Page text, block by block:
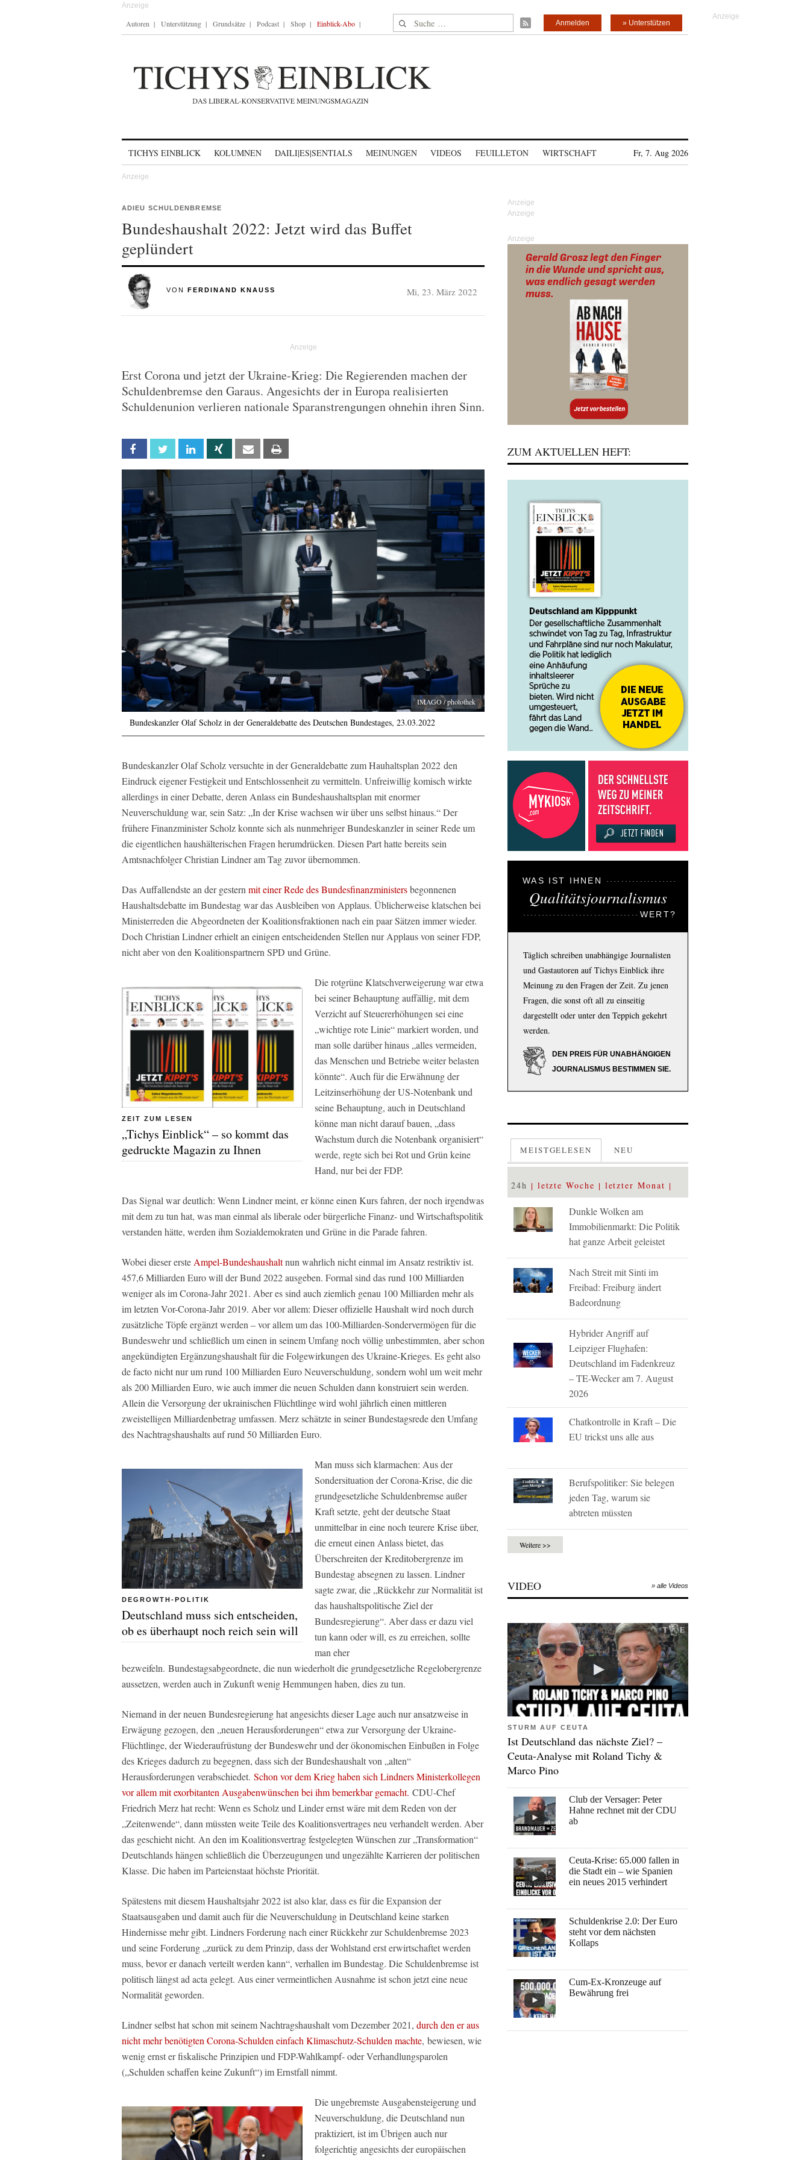
Autoren Unterstützung Grundsätze Podcast Shop Einblick-Abo Suche nach: » Unterstützen
Anmelden
TICHYS EINBLICK KOLUMNEN DAILI|ES|SENTIALS MEINUNGEN VIDEOS FEUILLETON WIRTSCHAFT Fr, 7. Aug 2026
ADIEU SCHULDENBREMSE
Bundeshaushalt 2022: Jetzt wird das Buffet
geplündert
VON FERDINAND KNAUSS Mi, 23. März 2022
Erst Corona und jetzt der Ukraine-Krieg: Die Regierenden machen der
Schuldenbremse den Garaus. Angesichts der in Europa realisierten
Schuldenunion verlieren nationale Sparanstrengungen ohnehin ihren Sinn.
Facebook Twitter Linkedin Xing Email
IMAGO / photothek
Bundeskanzler Olaf Scholz in der Generaldebatte des Deutschen Bundestages, 23.03.2022
Bundeskanzler Olaf Scholz versuchte in der Generaldebatte zum Hauhaltsplan 2022 den
Eindruck eigener Festigkeit und Entschlossenheit zu vermitteln. Unfreiwillig komisch wirkte
allerdings in einer Debatte, deren Anlass ein Bundeshaushaltsplan mit enormer
Neuverschuldung war, sein Satz: „In der Krise wachsen wir über uns selbst hinaus.“ Der
frühere Finanzminister Scholz konnte sich als nunmehriger Bundeskanzler in seiner Rede um
die eigentlichen haushälterischen Fragen herumdrücken. Diesen Part hatte bereits sein
Amtsnachfolger Christian Lindner am Tag zuvor übernommen.
Das Auffallendste an der gestern mit einer Rede des Bundesfinanzministersbegonnenen
Haushaltsdebatte im Bundestag war das Ausbleiben von Applaus. Üblicherweise klatschen bei
Ministerreden die Abgeordneten der Koalitionsfraktionen nach ein paar Sätzen immer wieder.
Doch Christian Lindner erhielt an einigen entscheidenden Stellen nur Applaus von seiner FDP,
nicht aber von den Koalitionspartnern SPD und Grüne.
ZEIT ZUM LESEN
„Tichys Einblick“ – so kommt das
gedruckte Magazin zu Ihnen
Die rotgrüne Klatschverweigerung war etwa
bei seiner Behauptung auffällig, mit dem
Verzicht auf Steuererhöhungen sei eine
„wichtige rote Linie“ markiert worden, und
man solle darüber hinaus „alles vermeiden,
das Menschen und Betriebe weiter belasten
könnte“. Auch für die Erwähnung der
Leitzinserhöhung der US-Notenbank und
seine Behauptung, auch in Deutschland
könne man nicht darauf bauen, „dass
Wachstum durch die Notenbank organisiert“
werde, regte sich bei Rot und Grün keine
Hand, nur bei der FDP.
Das Signal war deutlich: Wenn Lindner meint, er könne einen Kurs fahren, der noch irgendwas
mit dem zu tun hat, was man einmal als liberale oder bürgerliche Finanz- und Wirtschaftspolitik
verstanden hätte, werden ihm Sozialdemokraten und Grüne in die Parade fahren.
Wobei dieser erste Ampel-Bundeshaushaltnun wahrlich nicht einmal im Ansatz restriktiv ist.
457,6 Milliarden Euro will der Bund 2022 ausgeben. Formal sind das rund 100 Milliarden
weniger als im Corona-Jahr 2021. Aber es sind auch ziemlich genau 100 Milliarden mehr als
im letzten Vor-Corona-Jahr 2019. Aber vor allem: Dieser offizielle Haushalt wird noch durch
zusätzliche Töpfe ergänzt werden – vor allem um das 100-Milliarden-Sondervermögen für die
Bundeswehr und schließlich um einen in seinem Umfang noch völlig unbestimmten, aber schon
angekündigten Ergänzungshaushalt für die Folgewirkungen des Ukraine-Krieges. Es geht also
de facto nicht nur um rund 100 Milliarden Euro Neuverschuldung, sondern wohl um weit mehr
als 200 Milliarden Euro, wie auch immer die neuen Schulden dann konstruiert sein werden.
Allein die Versorgung der ukrainischen Flüchtlinge wird wohl jährlich einen mittleren
zweistelligen Milliardenbetrag umfassen. Merz schätzte in seiner Bundestagsrede den Umfang
des Nachtragshaushalts auf rund 50 Milliarden Euro.
DEGROWTH-POLITIK
Deutschland muss sich entscheiden,
ob es überhaupt noch reich sein will
Man muss sich klarmachen: Aus der
Sondersituation der Corona-Krise, die die
grundgesetzliche Schuldenbremse außer
Kraft setzte, geht der deutsche Staat
unmittelbar in eine noch teurere Krise über,
die erneut einen Anlass bietet, das
Überschreiten der Kreditobergrenze im
Bundestag absegnen zu lassen. Lindner
sagte zwar, die „Rückkehr zur Normalität ist
das haushaltspolitische Ziel der
Bundesregierung“. Aber dass er dazu viel
tun kann oder will, es zu erreichen, sollte
man eher
bezweifeln. Bundestagsabgeordnete, die nun wiederholt die grundgesetzliche Regelobergrenze
aussetzen, werden auch in Zukunft wenig Hemmungen haben, dies zu tun.
Niemand in der neuen Bundesregierung hat angesichts dieser Lage auch nur ansatzweise in
Erwägung gezogen, den „neuen Herausforderungen“ etwa zur Versorgung der Ukraine-
Flüchtlinge, der Wiederaufrüstung der Bundeswehr und der ökonomischen Einbußen in Folge
des Krieges dadurch zu begegnen, dass sich der Bundeshaushalt von „alten“
Herausforderungen verabschiedet. Schon vor dem Krieg haben sich Lindners Ministerkollegen
vor allem mit exorbitanten Ausgabenwünschen bei ihm bemerkbar gemacht. CDU-Chef
Friedrich Merz hat recht: Wenn es Scholz und Linder ernst wäre mit dem Reden von der
„Zeitenwende“, dann müssten weite Teile des Koalitionsvertrages neu verhandelt werden. Aber
das geschieht nicht. An den im Koalitionsvertrag festgelegten Wünschen zur „Transformation“
Deutschlands hängen schließlich die Überzeugungen und ungezählte Karrieren der politischen
Klasse. Die haben im Parteienstaat höchste Priorität.
Spätestens mit diesem Haushaltsjahr 2022 ist also klar, dass es für die Expansion der
Staatsausgaben und damit auch für die Neuverschuldung in Deutschland keine starken
Hindernisse mehr gibt. Lindners Forderung nach einer Rückkehr zur Schuldenbremse 2023
und seine Forderung „zurück zu dem Prinzip, dass der Wohlstand erst erwirtschaftet werden
muss, bevor er danach verteilt werden kann“, verhallen im Bundestag. Die Schuldenbremse ist
politisch längst ad acta gelegt. Aus einer vermeintlichen Ausnahme ist schon jetzt eine neue
Normalität geworden.
Lindner selbst hat schon mit seinem Nachtragshaushalt vom Dezember 2021, durch den er aus
nicht mehr benötigten Corona-Schulden einfach Klimaschutz-Schulden machte, bewiesen, wie
wenig ernst er fiskalische Prinzipien und FDP-Wahlkampf- oder Verhandlungsparolen
(„Schulden schaffen keine Zukunft“) im Ernstfall nimmt.
Die ungebremste Ausgabensteigerung und
Neuverschuldung, die Deutschland nun
praktiziert, ist im Übrigen auch nur
folgerichtig angesichts der europäischen
Anzeige
ZUM AKTUELLEN HEFT:
WAS IST IHNEN
Qualitätsjournalismus
WERT?
Täglich schreiben unabhängige Journalisten
und Gastautoren auf Tichys Einblick ihre
Meinung zu den Fragen der Zeit. Zu jenen
Fragen, die sonst oft all zu einseitig
dargestellt oder unter den Teppich gekehrt
werden.
DEN PREIS FÜR UNABHÄNGIGEN
JOURNALISMUS BESTIMMEN SIE.
MEISTGELESEN NEU
24h letzte Woche letzter Monat
Dunkle Wolken am
Immobilienmarkt: Die Politik
hat ganze Arbeit geleistet
Nach Streit mit Sinti im
Freibad: Freiburg ändert
Badeordnung
Hybrider Angriff auf
Leipziger Flughafen:
Deutschland im Fadenkreuz
– TE-Wecker am 7. August
2026
Chatkontrolle in Kraft – Die
EU trickst uns alle aus
Berufspolitiker: Sie belegen
jeden Tag, warum sie
abtreten müssten
Weitere >>
VIDEO » alle Videos
STURM AUF CEUTA
Ist Deutschland das nächste Ziel? –
Ceuta-Analyse mit Roland Tichy &
Marco Pino
Club der Versager: Peter
Hahne rechnet mit der CDU
ab
Ceuta-Krise: 65.000 fallen in
die Stadt ein – wie Spanien
ein neues 2015 verhindert
Schuldenkrise 2.0: Der Euro
steht vor dem nächsten
Kollaps
Cum-Ex-Kronzeuge auf
Bewährung frei